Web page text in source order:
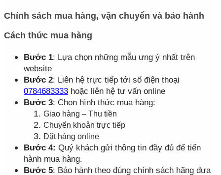
Chính sách mua hàng, vận chuyển và bảo hành
Cách thức mua hàng
Bước 1: Lựa chọn những mẫu ưng ý nhất trên
website
Bước 2: Liên hệ trực tiếp tới số điện thoại
0784683333 hoặc liên hệ tư vấn online
Bước 3: Chọn hình thức mua hàng:
Giao hàng – Thu tiền
Chuyển khoản trực tiếp
Đặt hàng online
Bước 4: Quý khách gửi thông tin đầy đủ để tiến
hành mua hàng.
Bước 5: Bảo hành theo đúng chính sách hãng đưa